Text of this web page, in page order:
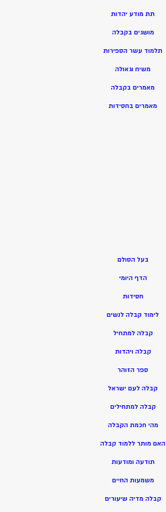
תת מודע יהדות
מושגים בקבלה
תלמוד עשר הספירות
משיח וגאולה
מאמרים בקבלה
מאמרים בחסידות
בעל הסולם
הדף היומי
חסידות
לימוד קבלה לנשים
קבלה למתחיל
קבלה ויהדות
ספר הזוהר
קבלה לעם ישראל
קבלה למתחילים
מהי חכמת הקבלה
האם מותר ללמוד קבלה
תודעה ומודעות
משמעות החיים
קבלה מדיה שיעורים